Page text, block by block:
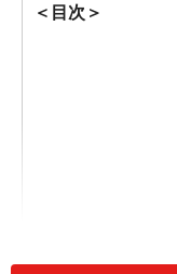
＜目次＞